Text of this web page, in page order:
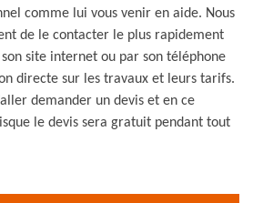
comme lui vous venir en aide. Nous
de le contacter le plus rapidement
site internet ou par son téléphone
directe sur les travaux et leurs tarifs.
demander un devis et en ce
le devis sera gratuit pendant tout